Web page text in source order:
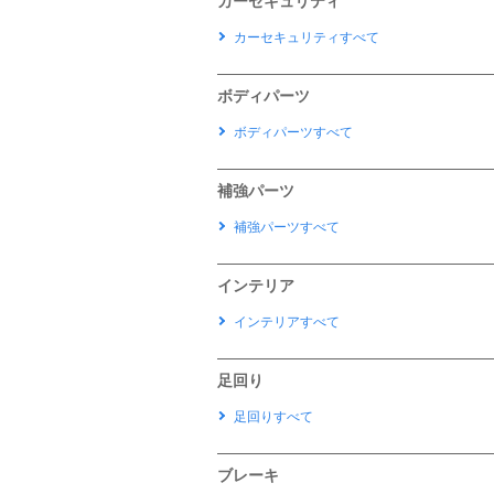
カーセキュリティすべて
ボディパーツ
ボディパーツすべて
補強パーツ
補強パーツすべて
インテリア
インテリアすべて
足回り
足回りすべて
ブレーキ